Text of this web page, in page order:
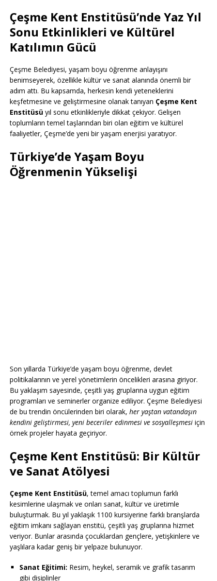
Çeşme Kent Enstitüsü’nde Yaz Yıl
Sonu Etkinlikleri ve Kültürel
Katılımın Gücü
Çeşme Belediyesi, yaşam boyu öğrenme anlayışını
benimseyerek, özellikle kültür ve sanat alanında önemli bir
adım attı. Bu kapsamda, herkesin kendi yeteneklerini
keşfetmesine ve geliştirmesine olanak tanıyan Çeşme Kent
Enstitüsü yıl sonu etkinlikleriyle dikkat çekiyor. Gelişen
toplumların temel taşlarından biri olan eğitim ve kültürel
faaliyetler, Çeşme’de yeni bir yaşam enerjisi yaratıyor.
Türkiye’de Yaşam Boyu
Öğrenmenin Yükselişi
Son yıllarda Türkiye’de yaşam boyu öğrenme, devlet
politikalarının ve yerel yönetimlerin öncelikleri arasına giriyor.
Bu yaklaşım sayesinde, çeşitli yaş gruplarına uygun eğitim
programları ve seminerler organize ediliyor. Çeşme Belediyesi
de bu trendin öncülerinden biri olarak, her yaştan vatandaşın
kendini geliştirmesi, yeni beceriler edinmesi ve sosyalleşmesi için
örnek projeler hayata geçiriyor.
Çeşme Kent Enstitüsü: Bir Kültür
ve Sanat Atölyesi
Çeşme Kent Enstitüsü, temel amacı toplumun farklı
kesimlerine ulaşmak ve onları sanat, kültür ve üretimle
buluşturmak. Bu yıl yaklaşık 1100 kursiyerine farklı branşlarda
eğitim imkanı sağlayan enstitü, çeşitli yaş gruplarına hizmet
veriyor. Bunlar arasında çocuklardan gençlere, yetişkinlere ve
yaşlılara kadar geniş bir yelpaze bulunuyor.
Sanat Eğitimi: Resim, heykel, seramik ve grafik tasarım
gibi disiplinler